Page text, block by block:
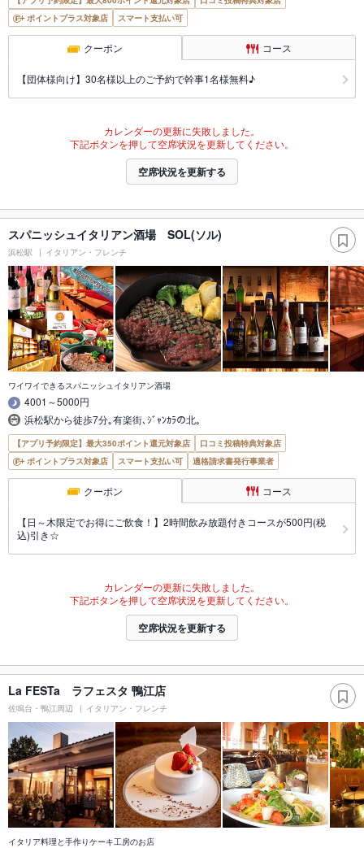
ポイントプラス対象店
スマート支払い可
クーポン コース
【団体様向け】30名様以上のご予約で幹事1名様無料♪
カレンダーの更新に失敗しました。
下記ボタンを押して空席状況を更新してください。
空席状況を更新する
スパニッシュイタリアン酒場 SOL(ソル)
浜松駅 イタリアン・フレンチ
ワイワイできるスパニッシュイタリアン酒場
4001～5000円
浜松駅から徒歩7分｡有楽街､ｼﾞｬﾝｶﾗの北｡
【アプリ予約限定】最大350ポイント還元対象店
口コミ投稿特典対象店
ポイントプラス対象店
スマート支払い可 適格請求書発行事業者
クーポン コース
【日～木限定でお得にご飲食！】2時間飲み放題付きコースが500円(税
込)引き☆
カレンダーの更新に失敗しました。
下記ボタンを押して空席状況を更新してください。
空席状況を更新する
La FESTa ラフェスタ 鴨江店
佐鳴台・鴨江周辺 イタリアン・フレンチ
イタリア料理と手作りケーキ工房のお店